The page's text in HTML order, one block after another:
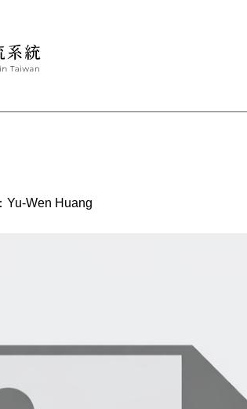
Yu-Wen Huang